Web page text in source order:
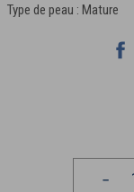
Type de peau : Mature